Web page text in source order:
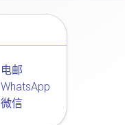
电邮
WhatsApp
微信